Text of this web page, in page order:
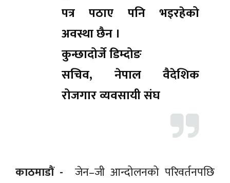
पत्र पठाए पनि भइरहेको
अवस्था छैन ।
कुन्छादोर्जे डिम्दोङ
सचिव, नेपाल वैदेशिक
रोजगार व्यवसायी संघ
काठमाडाैं -
जेन–जी आन्दोलनको परिवर्तनपछि